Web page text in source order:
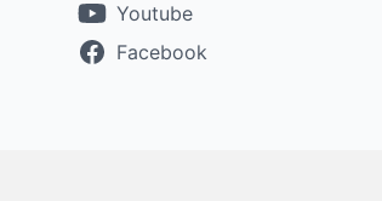
Youtube
Facebook